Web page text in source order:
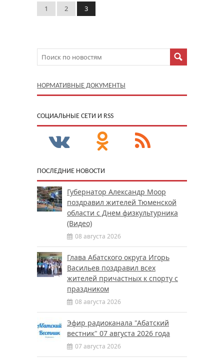
1 2 3
НОРМАТИВНЫЕ ДОКУМЕНТЫ
CОЦИАЛЬНЫЕ СЕТИ И RSS
ПОСЛЕДНИЕ НОВОСТИ
Губернатор Александр Моор
поздравил жителей Тюменской
области с Днем физкультурника
(Видео)
08 августа 2026
Глава Абатского округа Игорь
Васильев поздравил всех
жителей причастных к спорту с
праздником
08 августа 2026
Эфир радиоканала "Абатский
вестник" 07 августа 2026 года
07 августа 2026